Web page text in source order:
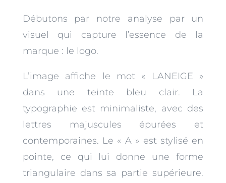
Débutons par notre analyse par un
visuel qui capture l’essence de la
marque : le logo.
L’image affiche le mot « LANEIGE »
dans une teinte bleu clair. La
typographie est minimaliste, avec des
lettres majuscules épurées et
contemporaines. Le « A » est stylisé en
pointe, ce qui lui donne une forme
triangulaire dans sa partie supérieure.